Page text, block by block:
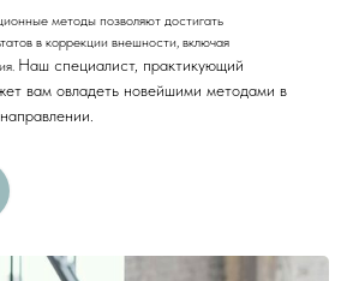
методы позволяют достигать
в коррекции внешности, включая
Наш специалист, практикующий
вам овладеть новейшими методами в